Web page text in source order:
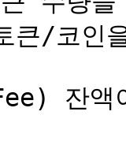
큰/코인
잔액